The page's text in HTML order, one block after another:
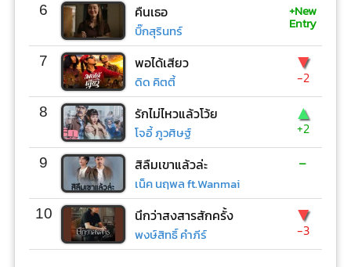
6 คืนเธอ
บิ๊กสุรินทร์
+New
Entry
7 พอได้เสียว
ดิด คิตตี้
▼
-2
8 รักไม่ไหวแล้วโว้ย
โจอี้ ภูวศิษฐ์
▲
+2
9 สิลืมเขาแล้วล่ะ
เน็ค นฤพล ft.Wanmai
-
10 นึกว่าสงสารสักครั้ง
พงษ์สิทธิ์ คำภีร์
▼
-3